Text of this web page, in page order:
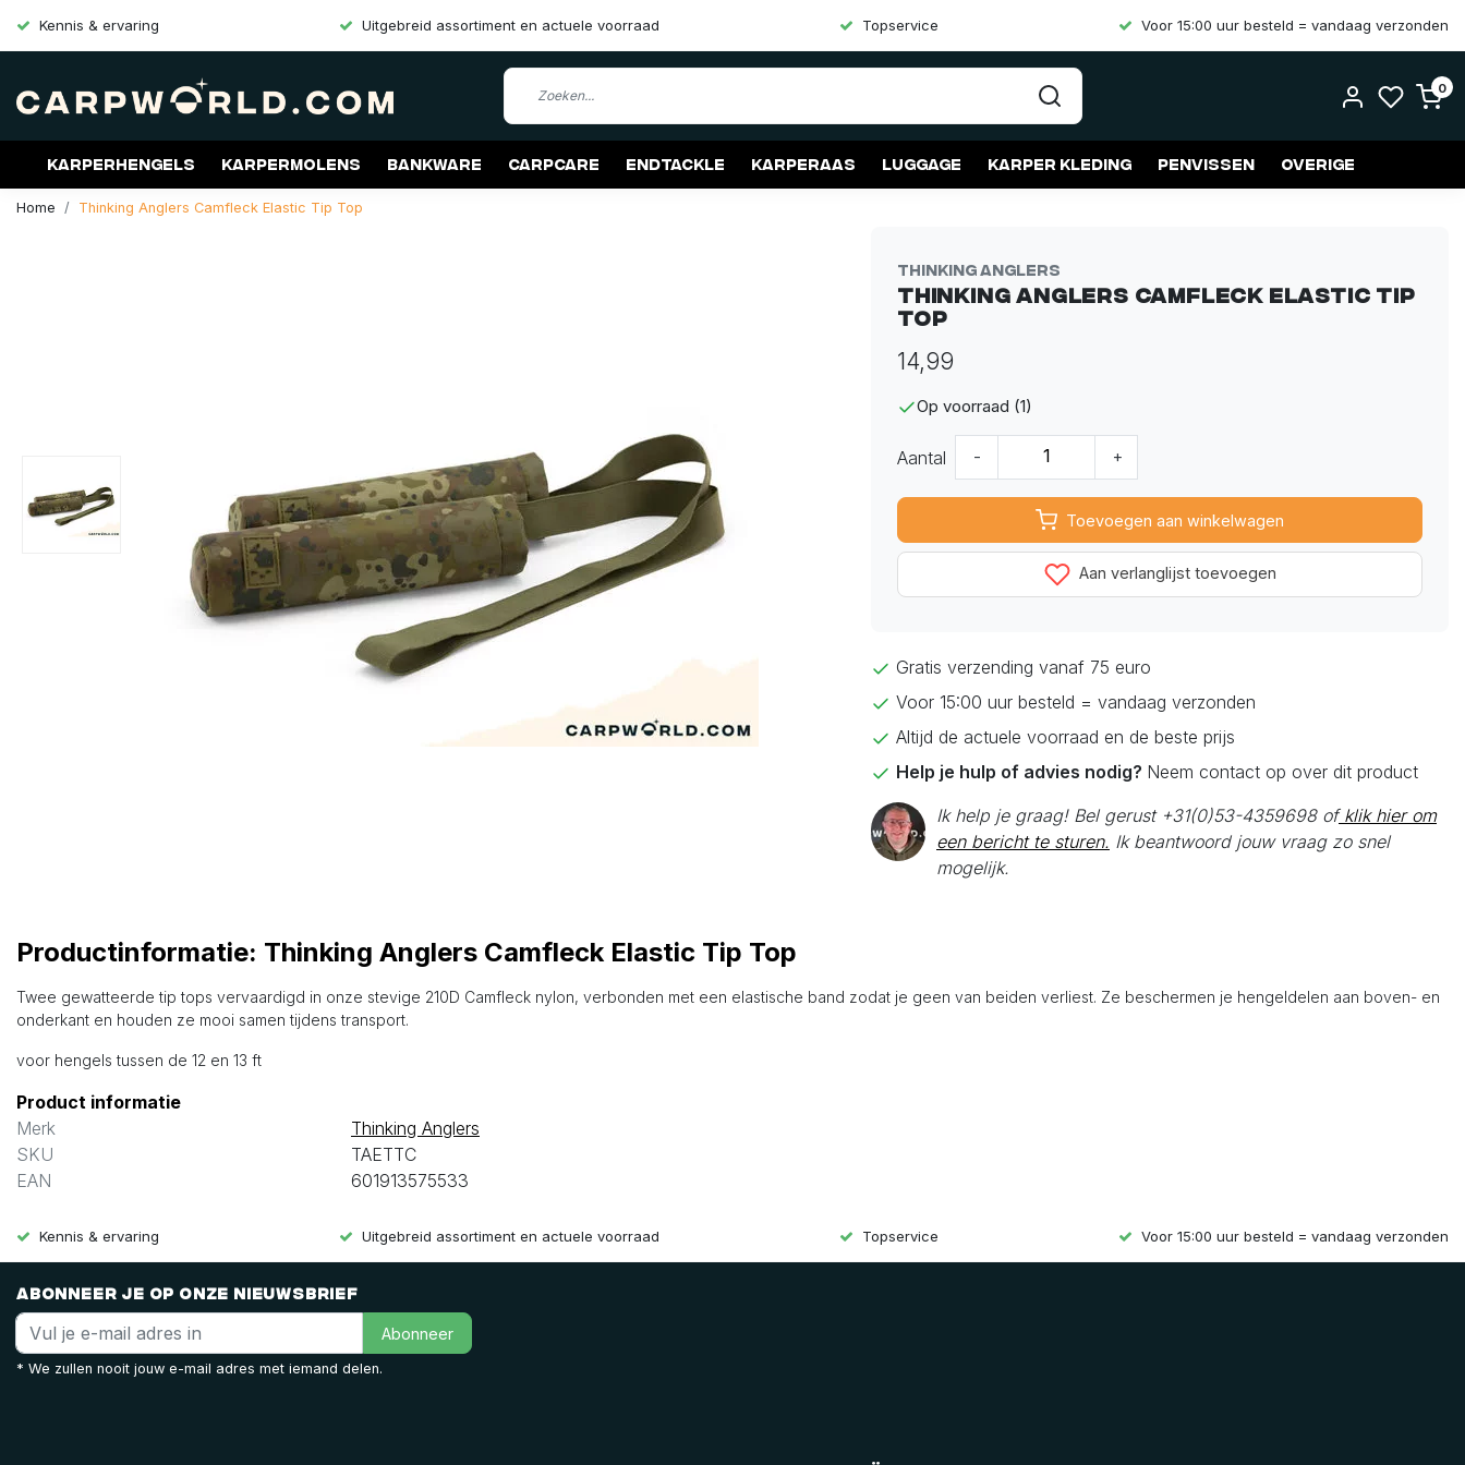
Kennis & ervaring Uitgebreid assortiment en actuele voorraad Topservice Voor 15:00 uur besteld = vandaag verzonden
0
Karperhengels Karpermolens Bankware Carpcare Endtackle Karperaas Luggage Karper kleding Penvissen Overige
Merken Aanbiedingen Gift Cards
Home Thinking Anglers Camfleck Elastic Tip Top
Thinking Anglers
Thinking Anglers Camfleck Elastic Tip
Top
14,99
Op voorraad (1)
Aantal - +
Toevoegen aan winkelwagen
Aan verlanglijst toevoegen
Gratis verzending vanaf 75 euro
Voor 15:00 uur besteld = vandaag verzonden
Altijd de actuele voorraad en de beste prijs
Help je hulp of advies nodig? Neem contact op over dit product
Ik help je graag! Bel gerust +31(0)53-4359698 ofklik hier om
een bericht te sturen. Ik beantwoord jouw vraag zo snel
mogelijk.
Productinformatie: Thinking Anglers Camfleck Elastic Tip Top
Twee gewatteerde tip tops vervaardigd in onze stevige 210D Camfleck nylon, verbonden met een elastische band zodat je geen van beiden verliest. Ze beschermen je hengeldelen aan boven- en
onderkant en houden ze mooi samen tijdens transport.
voor hengels tussen de 12 en 13 ft
Product informatie
Merk
Thinking Anglers
SKU
TAETTC
EAN
601913575533
Kennis & ervaring Uitgebreid assortiment en actuele voorraad Topservice Voor 15:00 uur besteld = vandaag verzonden
Abonneer je op onze nieuwsbrief
Abonneer
* We zullen nooit jouw e-mail adres met iemand delen.